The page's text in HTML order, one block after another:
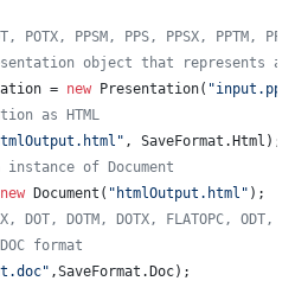
POTX, PPSM, PPS, PPSX, PPTM,
object that represents a
= new Presentation(
as HTML
, SaveFormat . Html );
of Document
new Document ( "htmlOutput.html" );
DOT, DOTM, DOTX, FLATOPC,
format
,SaveFormat . Doc);